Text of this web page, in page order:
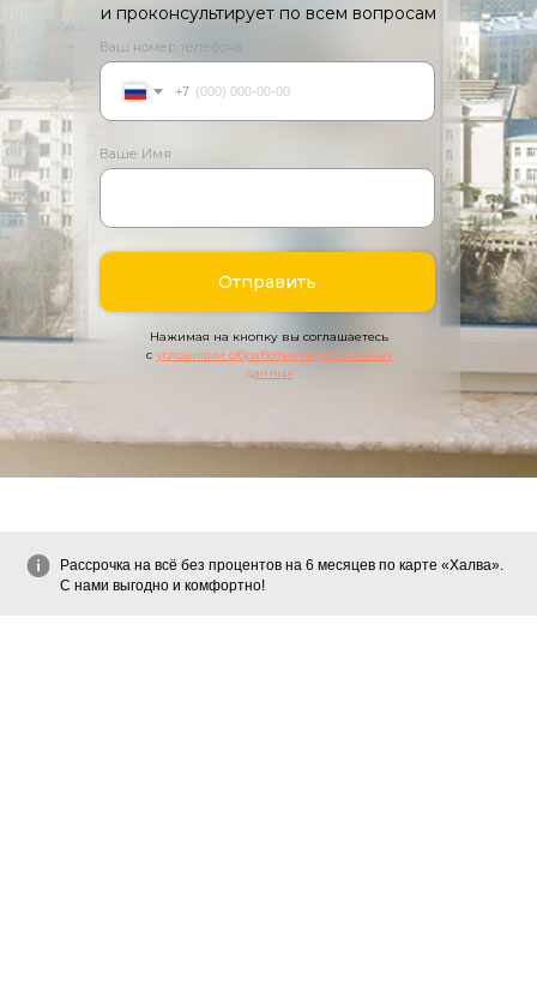
и проконсультирует по всем вопросам
Ваш номер телефона
+7
Ваше Имя
Отправить
Нажимая на кнопку вы соглашаетесь
с условиями обработки персональных
данных
Рассрочка на всё без процентов на 6 месяцев по карте «Халва».
С нами выгодно и комфортно!